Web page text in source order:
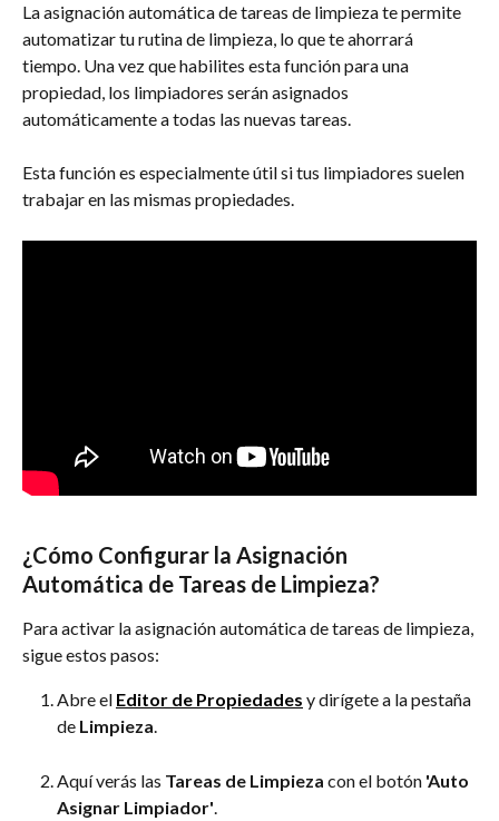
La asignación automática de tareas de limpieza te permite
automatizar tu rutina de limpieza, lo que te ahorrará
tiempo. Una vez que habilites esta función para una
propiedad, los limpiadores serán asignados
automáticamente a todas las nuevas tareas.
Esta función es especialmente útil si tus limpiadores suelen
trabajar en las mismas propiedades.
¿Cómo Configurar la Asignación
Automática de Tareas de Limpieza?
Para activar la asignación automática de tareas de limpieza,
sigue estos pasos:
Abre el Editor de Propiedades y dirígete a la pestaña
de Limpieza.
Aquí verás las Tareas de Limpieza con el botón 'Auto
Asignar Limpiador'.